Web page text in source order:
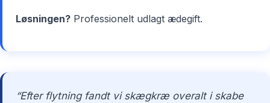
Løsningen? Professionelt udlagt ædegift.
“Efter flytning fandt vi skægkræ overalt i skabe